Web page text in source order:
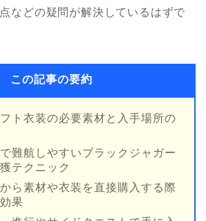
などの疑問が解決しているはずで
この記事の要約
ト衣装の必要素材と入手場所の
難航しやすいブラックジャガー
テクニック
ら素材や衣装を直接購入する際
果